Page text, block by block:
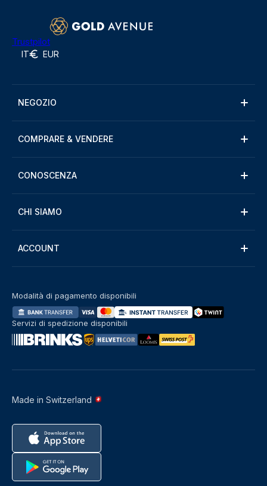
Trustpilot
IT EUR
NEGOZIO
COMPRARE & VENDERE
CONOSCENZA
CHI SIAMO
ACCOUNT
Made in Switzerland
Modalità di pagamento disponibili
Servizi di spedizione disponibili